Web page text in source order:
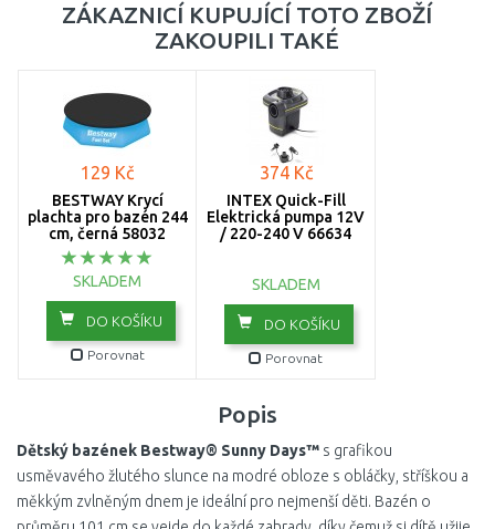
ZÁKAZNICÍ KUPUJÍCÍ TOTO ZBOŽÍ
ZAKOUPILI TAKÉ
129 Kč
BESTWAY Krycí
plachta pro bazén 244
cm, černá 58032
SKLADEM
DO KOŠÍKU
Porovnat
374 Kč
INTEX Quick-Fill
Elektrická pumpa 12V
/ 220-240 V 66634
SKLADEM
DO KOŠÍKU
Porovnat
Popis
Dětský bazének Bestway® Sunny Days™ s grafikou
usměvavého žlutého slunce na modré obloze s obláčky, stříškou a
měkkým zvlněným dnem je ideální pro nejmenší děti. Bazén o